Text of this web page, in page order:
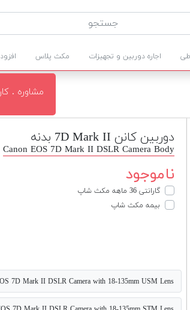
اجاره دوربین و تجهیزات مکث پلاس
مشاوره .
دوربین کانن 7D Mark II بدنه
Canon EOS 7D Mark II DSLR Camera Body
ناموجود
گارانتی 36 ماهه مکث شاپ
بیمه مکث شاپ
7D Mark II DSLR Camera with 18-135mm USM Lens